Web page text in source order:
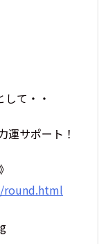
て・・
サポート！
round.html